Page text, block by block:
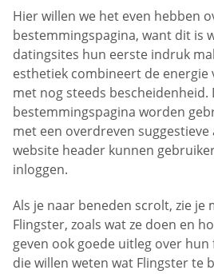
Hier willen we het even hebben
bestemmingspagina, want dit is
datingsites hun eerste indruk
esthetiek combineert de energie
met nog steeds bescheidenheid.
bestemmingspagina worden
met een overdreven suggestieve
website header kunnen
inloggen.
Als je naar beneden scrolt, zie
Flingster, zoals wat ze doen en
geven ook goede uitleg over
die willen weten wat Flingster te